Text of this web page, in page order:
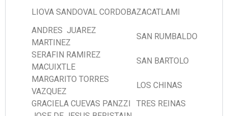
LIOVA SANDOVAL CORDOBAZACATLAMI
ANDRES JUAREZ
MARTINEZ
SAN RUMBALDO
SERAFIN RAMIREZ
MACUIXTLE
SAN BARTOLO
MARGARITO TORRES
VAZQUEZ
LOS CHINAS
GRACIELA CUEVAS PANZZI
TRES REINAS